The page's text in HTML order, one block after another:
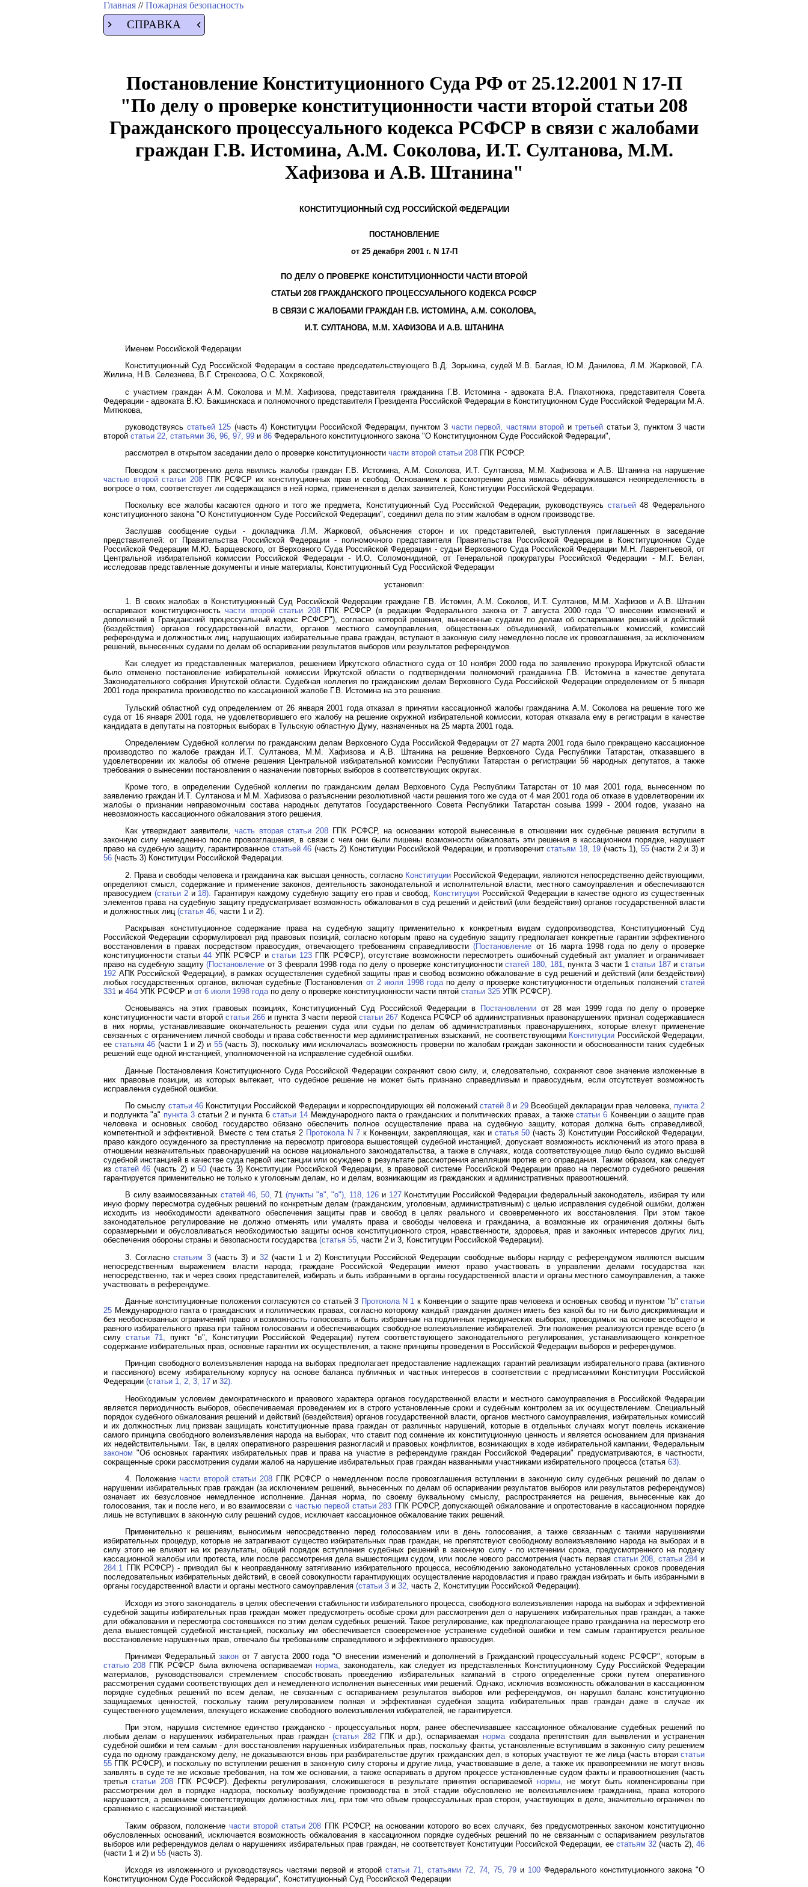
Главная //Пожарная безопасность
СПРАВКА
Постановление Конституционного Суда РФ от 25.12.2001 N 17-П
"По делу о проверке конституционности части второй статьи 208
Гражданского процессуального кодекса РСФСР в связи с жалобами
граждан Г.В. Истомина, А.М. Соколова, И.Т. Султанова, М.М.
Хафизова и А.В. Штанина"
КОНСТИТУЦИОННЫЙ СУД РОССИЙСКОЙ ФЕДЕРАЦИИ
ПОСТАНОВЛЕНИЕ
от 25 декабря 2001 г. N 17-П
ПО ДЕЛУ О ПРОВЕРКЕ КОНСТИТУЦИОННОСТИ ЧАСТИ ВТОРОЙ
СТАТЬИ 208 ГРАЖДАНСКОГО ПРОЦЕССУАЛЬНОГО КОДЕКСА РСФСР
В СВЯЗИ С ЖАЛОБАМИ ГРАЖДАН Г.В. ИСТОМИНА, А.М. СОКОЛОВА,
И.Т. СУЛТАНОВА, М.М. ХАФИЗОВА И А.В. ШТАНИНА
Именем Российской Федерации
Конституционный Суд Российской Федерации в составе председательствующего В.Д. Зорькина, судей М.В. Баглая, Ю.М. Данилова, Л.М. Жарковой, Г.А.
Жилина, Н.В. Селезнева, В.Г. Стрекозова, О.С. Хохряковой,
с участием граждан А.М. Соколова и М.М. Хафизова, представителя гражданина Г.В. Истомина - адвоката В.А. Плахотнюка, представителя Совета
Федерации - адвоката В.Ю. Бакшинскаса и полномочного представителя Президента Российской Федерации в Конституционном Суде Российской Федерации М.А.
Митюкова,
руководствуясь статьей 125 (часть 4) Конституции Российской Федерации, пунктом 3 части первой, частями второй итретьей статьи 3, пунктом 3 части
второй статьи 22, статьями 36, 96, 97, 99 и 86 Федерального конституционного закона "О Конституционном Суде Российской Федерации",
рассмотрел в открытом заседании дело о проверке конституционности части второй статьи 208 ГПК РСФСР.
Поводом к рассмотрению дела явились жалобы граждан Г.В. Истомина, А.М. Соколова, И.Т. Султанова, М.М. Хафизова и А.В. Штанина на нарушение
частью второй статьи 208ГПК РСФСР их конституционных прав и свобод. Основанием к рассмотрению дела явилась обнаружившаяся неопределенность в
вопросе о том, соответствует ли содержащаяся в ней норма, примененная в делах заявителей, Конституции Российской Федерации.
Поскольку все жалобы касаются одного и того же предмета, Конституционный Суд Российской Федерации, руководствуясь статьей48 Федерального
конституционного закона "О Конституционном Суде Российской Федерации", соединил дела по этим жалобам в одном производстве.
Заслушав сообщение судьи - докладчика Л.М. Жарковой, объяснения сторон и их представителей, выступления приглашенных в заседание
представителей: от Правительства Российской Федерации - полномочного представителя Правительства Российской Федерации в Конституционном Суде
Российской Федерации М.Ю. Барщевского, от Верховного Суда Российской Федерации - судьи Верховного Суда Российской Федерации М.Н. Лаврентьевой, от
Центральной избирательной комиссии Российской Федерации - И.О. Соломонидиной, от Генеральной прокуратуры Российской Федерации - М.Г. Белан,
исследовав представленные документы и иные материалы, Конституционный Суд Российской Федерации
установил:
1. В своих жалобах в Конституционный Суд Российской Федерации граждане Г.В. Истомин, А.М. Соколов, И.Т. Султанов, М.М. Хафизов и А.В. Штанин
оспаривают конституционность части второй статьи 208ГПК РСФСР (в редакции Федерального закона от 7 августа 2000 года "О внесении изменений и
дополнений в Гражданский процессуальный кодекс РСФСР"), согласно которой решения, вынесенные судами по делам об оспаривании решений и действий
(бездействия) органов государственной власти, органов местного самоуправления, общественных объединений, избирательных комиссий, комиссий
референдума и должностных лиц, нарушающих избирательные права граждан, вступают в законную силу немедленно после их провозглашения, за исключением
решений, вынесенных судами по делам об оспаривании результатов выборов или результатов референдумов.
Как следует из представленных материалов, решением Иркутского областного суда от 10 ноября 2000 года по заявлению прокурора Иркутской области
было отменено постановление избирательной комиссии Иркутской области о подтверждении полномочий гражданина Г.В. Истомина в качестве депутата
Законодательного собрания Иркутской области. Судебная коллегия по гражданским делам Верховного Суда Российской Федерации определением от 5 января
2001 года прекратила производство по кассационной жалобе Г.В. Истомина на это решение.
Тульский областной суд определением от 26 января 2001 года отказал в принятии кассационной жалобы гражданина А.М. Соколова на решение того же
суда от 16 января 2001 года, не удовлетворившего его жалобу на решение окружной избирательной комиссии, которая отказала ему в регистрации в качестве
кандидата в депутаты на повторных выборах в Тульскую областную Думу, назначенных на 25 марта 2001 года.
Определением Судебной коллегии по гражданским делам Верховного Суда Российской Федерации от 27 марта 2001 года было прекращено кассационное
производство по жалобе граждан И.Т. Султанова, М.М. Хафизова и А.В. Штанина на решение Верховного Суда Республики Татарстан, отказавшего в
удовлетворении их жалобы об отмене решения Центральной избирательной комиссии Республики Татарстан о регистрации 56 народных депутатов, а также
требования о вынесении постановления о назначении повторных выборов в соответствующих округах.
Кроме того, в определении Судебной коллегии по гражданским делам Верховного Суда Республики Татарстан от 10 мая 2001 года, вынесенном по
заявлению граждан И.Т. Султанова и М.М. Хафизова о разъяснении резолютивной части решения того же суда от 4 мая 2001 года об отказе в удовлетворении их
жалобы о признании неправомочным состава народных депутатов Государственного Совета Республики Татарстан созыва 1999 - 2004 годов, указано на
невозможность кассационного обжалования этого решения.
Как утверждают заявители, часть вторая статьи 208 ГПК РСФСР, на основании которой вынесенные в отношении них судебные решения вступили в
законную силу немедленно после провозглашения, в связи с чем они были лишены возможности обжаловать эти решения в кассационном порядке, нарушает
право на судебную защиту, гарантированное статьей 46 (часть 2) Конституции Российской Федерации, и противоречит статьям 18, 19 (часть 1), 55(части 2 и 3) и
56 (часть 3) Конституции Российской Федерации.
2. Права и свободы человека и гражданина как высшая ценность, согласно КонституцииРоссийской Федерации, являются непосредственно действующими,
определяют смысл, содержание и применение законов, деятельность законодательной и исполнительной власти, местного самоуправления и обеспечиваются
правосудием (статьи 2и 18). Гарантируя каждому судебную защиту его прав и свобод, Конституция Российской Федерации в качестве одного из существенных
элементов права на судебную защиту предусматривает возможность обжалования в суд решений и действий (или бездействия) органов государственной власти
и должностных лиц (статья 46, части 1 и 2).
Раскрывая конституционное содержание права на судебную защиту применительно к конкретным видам судопроизводства, Конституционный Суд
Российской Федерации сформулировал ряд правовых позиций, согласно которым право на судебную защиту предполагает конкретные гарантии эффективного
восстановления в правах посредством правосудия, отвечающего требованиям справедливости(Постановление от 16 марта 1998 года по делу о проверке
конституционности статьи 44 УПК РСФСР и статьи 123ГПК РСФСР), отсутствие возможности пересмотреть ошибочный судебный акт умаляет и ограничивает
право на судебную защиту(Постановление от 3 февраля 1998 года по делу о проверке конституционностистатей 180, 181, пункта 3 части 1статьи 187истатьи
192 АПК Российской Федерации), в рамках осуществления судебной защиты прав и свобод возможно обжалование в суд решений и действий (или бездействия)
любых государственных органов, включая судебные (Постановления от 2 июля 1998 годапо делу о проверке конституционности отдельных положенийстатей
331 и 464 УПК РСФСР и от 6 июля 1998 годапо делу о проверке конституционности части пятой статьи 325 УПК РСФСР).
Основываясь на этих правовых позициях, Конституционный Суд Российской Федерации в
Постановленииот 28 мая 1999 года по делу о проверке
конституционности части второйстатьи 266и пункта 3 части первой статьи 267 Кодекса РСФСР об административных правонарушениях признал содержавшиеся
в них нормы, устанавливавшие окончательность решения суда или судьи по делам об административных правонарушениях, которые влекут применение
связанных с ограничением личной свободы и права собственности мер административных взысканий, не соответствующими Конституции Российской Федерации,
ее статьям 46 (части 1 и 2) и 55(часть 3), поскольку ими исключалась возможность проверки по жалобам граждан законности и обоснованности таких судебных
решений еще одной инстанцией, уполномоченной на исправление судебной ошибки.
Данные Постановления Конституционного Суда Российской Федерации сохраняют свою силу, и, следовательно, сохраняют свое значение изложенные в
них правовые позиции, из которых вытекает, что судебное решение не может быть признано справедливым и правосудным, если отсутствует возможность
исправления судебной ошибки.
По смыслу статьи 46Конституции Российской Федерации и корреспондирующих ей положений статей 8 и 29Всеобщей декларации прав человека, пункта 2
и подпункта "а" пункта 3статьи 2 и пункта 6статьи 14 Международного пакта о гражданских и политических правах, а такжестатьи 6 Конвенции о защите прав
человека и основных свобод государство обязано обеспечить полное осуществление права на судебную защиту, которая должна быть справедливой,
компетентной и эффективной. Вместе с тем статья 2 Протокола N 7 к Конвенции, закрепляющая, как и статья 50 (часть 3) Конституции Российской Федерации,
право каждого осужденного за преступление на пересмотр приговора вышестоящей судебной инстанцией, допускает возможность исключений из этого права в
отношении незначительных правонарушений на основе национального законодательства, а также в случаях, когда соответствующее лицо было судимо высшей
судебной инстанцией в качестве суда первой инстанции или осуждено в результате рассмотрения апелляции против его оправдания. Таким образом, как следует
из статей 46 (часть 2) и50 (часть 3) Конституции Российской Федерации, в правовой системе Российской Федерации право на пересмотр судебного решения
гарантируется применительно не только к уголовным делам, но и делам, возникающим из гражданских и административных правоотношений.
В силу взаимосвязанных статей 46, 50, 71(пункты "в", "о"), 118, 126 и 127Конституции Российской Федерации федеральный законодатель, избирая ту или
иную форму пересмотра судебных решений по конкретным делам (гражданским, уголовным, административным) с целью исправления судебной ошибки, должен
исходить из необходимости адекватного обеспечения защиты прав и свобод в целях реального и своевременного их восстановления. При этом такое
законодательное регулирование не должно отменять или умалять права и свободы человека и гражданина, а возможные их ограничения должны быть
соразмерными и обусловливаться необходимостью защиты основ конституционного строя, нравственности, здоровья, прав и законных интересов других лиц,
обеспечения обороны страны и безопасности государства (статья 55, части 2 и 3, Конституции Российской Федерации).
3. Согласностатьям 3(часть 3) и 32(части 1 и 2) Конституции Российской Федерации свободные выборы наряду с референдумом являются высшим
непосредственным выражением власти народа; граждане Российской Федерации имеют право участвовать в управлении делами государства как
непосредственно, так и через своих представителей, избирать и быть избранными в органы государственной власти и органы местного самоуправления, а также
участвовать в референдуме.
Данные конституционные положения согласуются со статьей 3 Протокола N 1 к Конвенции о защите прав человека и основных свобод и пунктом "b"статьи
25 Международного пакта о гражданских и политических правах, согласно которому каждый гражданин должен иметь без какой бы то ни было дискриминации и
без необоснованных ограничений право и возможность голосовать и быть избранным на подлинных периодических выборах, проводимых на основе всеобщего и
равного избирательного права при тайном голосовании и обеспечивающих свободное волеизъявление избирателей. Эти положения реализуются прежде всего (в
силустатьи 71, пункт "в", Конституции Российской Федерации) путем соответствующего законодательного регулирования, устанавливающего конкретное
содержание избирательных прав, основные гарантии их осуществления, а также принципы проведения в Российской Федерации выборов и референдумов.
Принцип свободного волеизъявления народа на выборах предполагает предоставление надлежащих гарантий реализации избирательного права (активного
и пассивного) всему избирательному корпусу на основе баланса публичных и частных интересов в соответствии с предписаниями Конституции Российской
Федерации (статьи 1, 2, 3, 17 и 32).
Необходимым условием демократического и правового характера органов государственной власти и местного самоуправления в Российской Федерации
является периодичность выборов, обеспечиваемая проведением их в строго установленные сроки и судебным контролем за их осуществлением. Специальный
порядок судебного обжалования решений и действий (бездействия) органов государственной власти, органов местного самоуправления, избирательных комиссий
и их должностных лиц призван защищать конституционные права граждан от различных нарушений, которые в отдельных случаях могут повлечь искажение
самого принципа свободного волеизъявления народа на выборах, что ставит под сомнение их конституционную ценность и является основанием для признания
их недействительными. Так, в целях оперативного разрешения разногласий и правовых конфликтов, возникающих в ходе избирательной кампании, Федеральным
законом "Об основных гарантиях избирательных прав и права на участие в референдуме граждан Российской Федерации" предусматриваются, в частности,
сокращенные сроки рассмотрения судами жалоб на нарушение избирательных прав граждан названными участниками избирательного процесса (статья 63).
4. Положение части второй статьи 208 ГПК РСФСР о немедленном после провозглашения вступлении в законную силу судебных решений по делам о
нарушении избирательных прав граждан (за исключением решений, вынесенных по делам об оспаривании результатов выборов или результатов референдумов)
означает их безусловное немедленное исполнение. Данная норма, по своему буквальному смыслу, распространяется на решения, вынесенные как до
голосования, так и после него, и во взаимосвязи с частью первой статьи 283 ГПК РСФСР, допускающей обжалование и опротестование в кассационном порядке
лишь не вступивших в законную силу решений судов, исключает кассационное обжалование таких решений.
Применительно к решениям, выносимым непосредственно перед голосованием или в день голосования, а также связанным с такими нарушениями
избирательных процедур, которые не затрагивают существо избирательных прав граждан, не препятствуют свободному волеизъявлению народа на выборах и в
силу этого не влияют на их результаты, общий порядок вступления судебных решений в законную силу - по истечении срока, предусмотренного на подачу
кассационной жалобы или протеста, или после рассмотрения дела вышестоящим судом, или после нового рассмотрения (часть первая статьи 208, статьи 284 и
284.1 ГПК РСФСР) - приводил бы к неоправданному затягиванию избирательного процесса, несоблюдению законодательно установленных сроков проведения
последовательных избирательных действий, в своей совокупности гарантирующих осуществление народовластия и право граждан избирать и быть избранными в
органы государственной власти и органы местного самоуправления (статьи 3 и 32, часть 2, Конституции Российской Федерации).
Исходя из этого законодатель в целях обеспечения стабильности избирательного процесса, свободного волеизъявления народа на выборах и эффективной
судебной защиты избирательных прав граждан может предусмотреть особые сроки для рассмотрения дел о нарушениях избирательных прав граждан, а также
для обжалования и пересмотра состоявшихся по этим делам судебных решений. Такое регулирование, как предполагающее право гражданина на пересмотр его
дела вышестоящей судебной инстанцией, поскольку им обеспечивается своевременное устранение судебной ошибки и тем самым гарантируется реальное
восстановление нарушенных прав, отвечало бы требованиям справедливого и эффективного правосудия.
Принимая Федеральный законот 7 августа 2000 года "О внесении изменений и дополнений в Гражданский процессуальный кодекс РСФСР", которым в
статью 208 ГПК РСФСР была включена оспариваемая норма, законодатель, как следует из представленных Конституционному Суду Российской Федерации
материалов, руководствовался стремлением способствовать проведению избирательных кампаний в строго определенные сроки путем оперативного
рассмотрения судами соответствующих дел и немедленного исполнения вынесенных ими решений. Однако, исключив возможность обжалования в кассационном
порядке судебных решений по всем делам, не связанным с оспариванием результатов выборов или референдумов, он нарушил баланс конституционно
защищаемых ценностей, поскольку таким регулированием полная и эффективная судебная защита избирательных прав граждан даже в случае их
существенного ущемления, влекущего искажение свободного волеизъявления избирателей, не гарантируется.
При этом, нарушив системное единство гражданско - процессуальных норм, ранее обеспечивавшее кассационное обжалование судебных решений по
любым делам о нарушениях избирательных прав граждан (статья 282ГПК и др.), оспариваемая нормасоздала препятствия для выявления и устранения
судебной ошибки и тем самым - для восстановления нарушенных избирательных прав, поскольку факты, установленные вступившим в законную силу решением
суда по одному гражданскому делу, не доказываются вновь при разбирательстве других гражданских дел, в которых участвуют те же лица (часть вторая статьи
55 ГПК РСФСР), и поскольку по вступлении решения в законную силу стороны и другие лица, участвовавшие в деле, а также их правопреемники не могут вновь
заявлять в суде те же исковые требования, на том же основании, а также оспаривать в другом процессе установленные судом факты и правоотношения (часть
третьястатьи 208ГПК РСФСР). Дефекты регулирования, сложившегося в результате принятия оспариваемой нормы, не могут быть компенсированы при
рассмотрении дел в порядке надзора, поскольку возбуждение производства в этой стадии обусловлено не волеизъявлением гражданина, права которого
нарушаются, а решением соответствующих должностных лиц, при том что объем процессуальных прав сторон, участвующих в деле, значительно ограничен по
сравнению с кассационной инстанцией.
Таким образом, положениечасти второй статьи 208 ГПК РСФСР, на основании которого во всех случаях, без предусмотренных законом конституционно
обусловленных оснований, исключается возможность обжалования в кассационном порядке судебных решений по не связанным с оспариванием результатов
выборов или референдумов делам о нарушениях избирательных прав граждан, не соответствует Конституции Российской Федерации, ее статьям 32 (часть 2),46
(части 1 и 2) и 55 (часть 3).
Исходя из изложенного и руководствуясь частями первой и второй статьи 71, статьями 72, 74, 75, 79 и 100 Федерального конституционного закона "О
Конституционном Суде Российской Федерации", Конституционный Суд Российской Федерации